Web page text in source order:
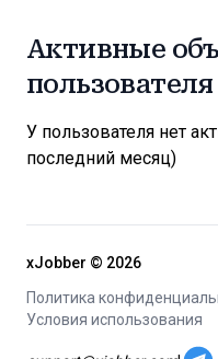
Активные
пользователя
У пользователя нет
последний месяц)
xJobber © 2026
Политика
Условия использования